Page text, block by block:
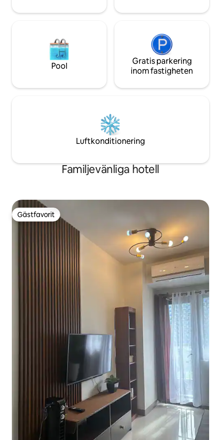
Pool
Gratis parkering
inom fastigheten
Luftkonditionering
Familjevänliga hotell
Gästfavorit
Gästfavorit